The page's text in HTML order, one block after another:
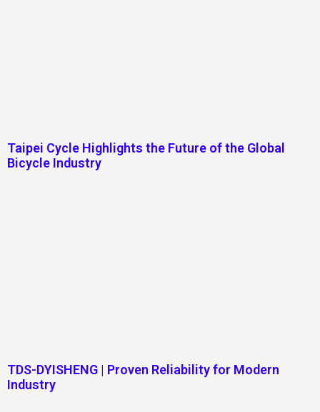
Taipei Cycle Highlights the Future of the Global
Bicycle Industry
TDS-DYISHENG | Proven Reliability for Modern
Industry